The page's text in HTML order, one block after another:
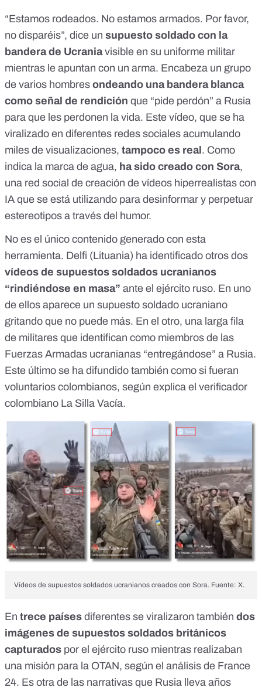
“Estamos rodeados. No estamos armados. Por favor,
no disparéis”, dice un supuesto soldado con la
bandera de Ucraniavisible en su uniforme militar
mientras le apuntan con un arma. Encabeza un grupo
de varios hombres ondeando una bandera blanca
como señal de rendición que “pide perdón” a Rusia
para que les perdonen la vida. Este vídeo, que se ha
viralizado en diferentes redes sociales acumulando
miles de visualizaciones, tampoco es real. Como
indica la marca de agua, ha sido creado con Sora,
una red social de creación de vídeos hiperrealistas con
IA que se está utilizando para desinformar y perpetuar
estereotipos a través del humor.
No es el único contenido generado con esta
herramienta. Delfi (Lituania) ha identificado otros dos
vídeos de supuestos soldados ucranianos
“rindiéndose en masa” ante el ejército ruso. En uno
de ellos aparece un supuesto soldado ucraniano
gritando que no puede más. En el otro, una larga fila
de militares que identifican como miembros de las
Fuerzas Armadas ucranianas “entregándose” a Rusia.
Este último se ha difundido también como si fueran
voluntarios colombianos, según explica el verificador
colombiano La Silla Vacía.
Vídeos de supuestos soldados ucranianos creados con Sora. Fuente: X.
En trece países diferentes se viralizaron también dos
imágenes de supuestos soldados británicos
capturados por el ejército ruso mientras realizaban
una misión para la OTAN, según el análisis de France
24. Es otra de las narrativas que Rusia lleva años